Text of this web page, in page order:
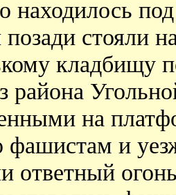
находилось
позади стояли
кладбищу
района
на
фашистам и
ответный